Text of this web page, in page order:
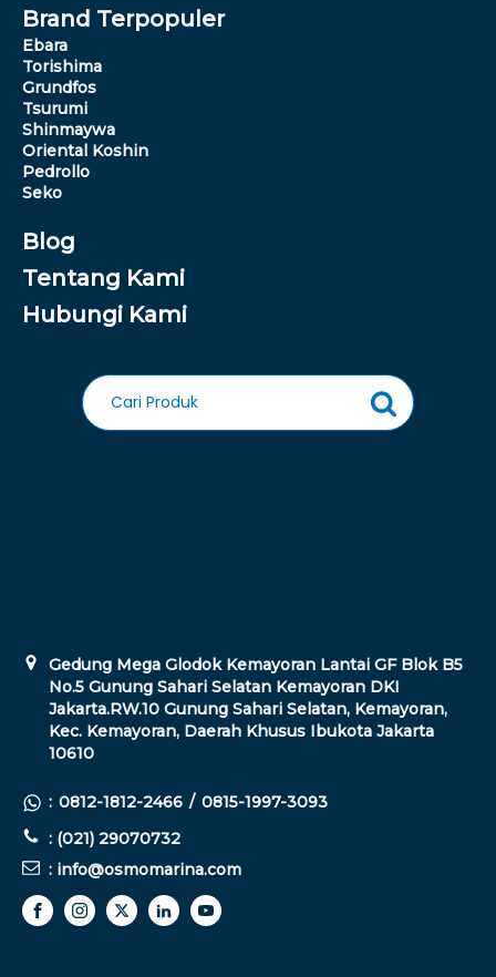
Brand Terpopuler
Ebara
Torishima
Grundfos
Tsurumi
Shinmaywa
Oriental Koshin
Pedrollo
Seko
Blog
Tentang Kami
Hubungi Kami
Gedung Mega Glodok Kemayoran Lantai GF Blok B5
No.5 Gunung Sahari Selatan Kemayoran DKI
Jakarta.RW.10 Gunung Sahari Selatan, Kemayoran,
Kec. Kemayoran, Daerah Khusus Ibukota Jakarta
10610
: 0812-1812-2466 / 0815-1997-3093
: (021) 29070732
: info@osmomarina.com